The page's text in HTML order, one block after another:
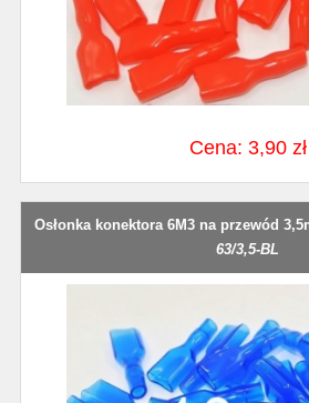
Cena: 3,90 zł
Osłonka konektora 6M3 na przewód
63/3,5-BL